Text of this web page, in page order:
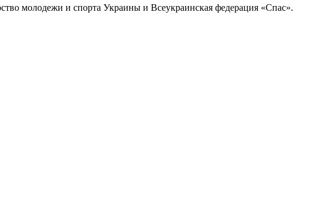
молодежи и спорта Украины и Всеукраинская федерация «Спас».